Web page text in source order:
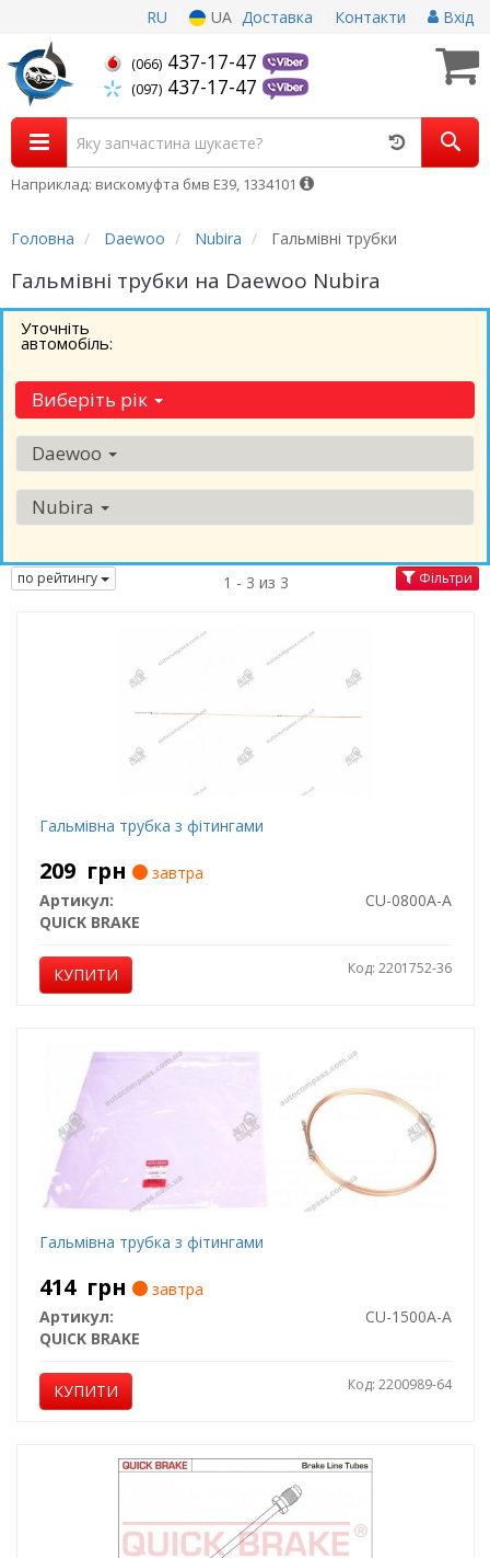
RU UA Доставка Контакти Вхід
(066) 437-17-47
(097) 437-17-47
Наприклад: вискомуфта бмв Е39, 1334101
Головна Daewoo Nubira Гальмівні трубки
Гальмівні трубки на Daewoo Nubira
Уточніть
автомобіль:
Виберіть рік
Daewoo
Nubira
по рейтингу 1 - 3 из 3 Фільтри
Гальмівна трубка з фітингами
209 грн
завтра
Артикул:
CU-0800A-A
QUICK BRAKE
КУПИТИ Код: 2201752-36
Гальмівна трубка з фітингами
414 грн
завтра
Артикул:
CU-1500A-A
QUICK BRAKE
КУПИТИ Код: 2200989-64